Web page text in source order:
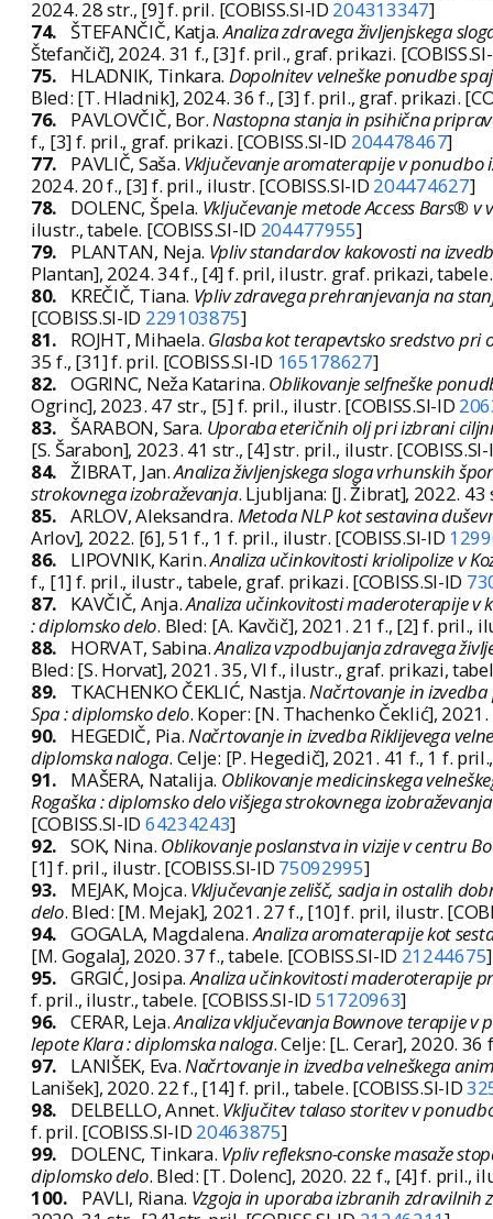
2024. 28 str., [9] f. pril. [COBISS.SI-ID 204313347]
74. ŠTEFANČIČ, Katja.Analiza zdravega življenjskega
Štefančič], 2024. 31 f., [3] f. pril., graf. prikazi.
75.
HLADNIK, Tinkara. Dopolnitev velneške ponudbe
Bled: [T. Hladnik], 2024. 36 f., [3] f. pril., graf. prikazi.
76.
PAVLOVČIČ, Bor.Nastopna stanja in psihična
f., [3] f. pril., graf. prikazi. [COBISS.SI-ID 204478467]
77.
PAVLIČ, Saša. Vključevanje aromaterapije v ponudbo
2024. 20 f., [3] f. pril., ilustr. [COBISS.SI-ID 204474627]
78.
DOLENC, Špela. Vključevanje metode Access Bars®
ilustr., tabele. [COBISS.SI-ID 204477955]
79.
PLANTAN, Neja. Vpliv standardov kakovosti na
Plantan], 2024. 34 f., [4] f. pril, ilustr. graf. prikazi, tabele.
80.
KREČIČ, Tiana. Vpliv zdravega prehranjevanja na
[COBISS.SI-ID 229103875]
81.
ROJHT, Mihaela. Glasba kot terapevtsko sredstvo
35 f., [31] f. pril. [COBISS.SI-ID 165178627]
82. OGRINC, Neža Katarina. Oblikovanje selfneške
Ogrinc], 2023. 47 str., [5] f. pril., ilustr. [COBISS.SI-ID
83. ŠARABON, Sara. Uporaba eteričnih olj pri izbrani
[S. Šarabon], 2023. 41 str., [4] str. pril., ilustr.
84. ŽIBRAT, Jan.Analiza življenjskega sloga vrhunskih
strokovnega izobraževanja. Ljubljana: [J. Žibrat], 2022.
85. ARLOV, Aleksandra. Metoda NLP kot sestavina
Arlov], 2022. [6], 51 f., 1 f. pril., ilustr. [COBISS.SI-ID
86.
LIPOVNIK, Karin.Analiza učinkovitosti kriolipolize v
f., [1] f. pril., ilustr., tabele, graf. prikazi. [COBISS.SI-ID
87.
KAVČIČ, Anja.Analiza učinkovitosti maderoterapije v
: diplomsko delo. Bled: [A. Kavčič], 2021. 21 f., [2] f. pril.,
88.
HORVAT, Sabina.Analiza vzpodbujanja zdravega
Bled: [S. Horvat], 2021. 35, VI f., ilustr., graf. prikazi,
89.
TKACHENKO ČEKLIĆ, Nastja.Načrtovanje in izvedba
Spa : diplomsko delo. Koper: [N. Thachenko Čeklić],
90.
HEGEDIČ, Pia.Načrtovanje in izvedba Riklijevega
diplomska naloga. Celje: [P. Hegedič], 2021. 41 f., 1 f.
91.
MAŠERA, Natalija. Oblikovanje medicinskega
Rogaška : diplomsko delo višjega strokovnega izobraževanja
[COBISS.SI-ID 64234243]
92. SOK, Nina. Oblikovanje poslanstva in vizije v centru
[1] f. pril., ilustr. [COBISS.SI-ID 75092995]
93.
MEJAK, Mojca. Vključevanje zelišč, sadja in ostalih
delo. Bled: [M. Mejak], 2021. 27 f., [10] f. pril, ilustr.
94. GOGALA, Magdalena.Analiza aromaterapije kot
[M. Gogala], 2020. 37 f., tabele. [COBISS.SI-ID 21244675]
95. GRGIĆ, Josipa.Analiza učinkovitosti maderoterapije
f. pril., ilustr., tabele. [COBISS.SI-ID 51720963]
96. CERAR, Leja.Analiza vključevanja Bownove terapije v
lepote Klara : diplomska naloga. Celje: [L. Cerar], 2020.
97.
LANIŠEK, Eva.Načrtovanje in izvedba velneškega
Lanišek], 2020. 22 f., [14] f. pril., tabele. [COBISS.SI-ID
98.
DELBELLO, Annet. Vključitev talaso storitev v
f. pril. [COBISS.SI-ID 20463875]
99.
DOLENC, Tinkara. Vpliv refleksno-conske masaže
diplomsko delo. Bled: [T. Dolenc], 2020. 22 f., [4] f. pril.,
100.
PAVLI, Riana. Vzgoja in uporaba izbranih zdravilnih